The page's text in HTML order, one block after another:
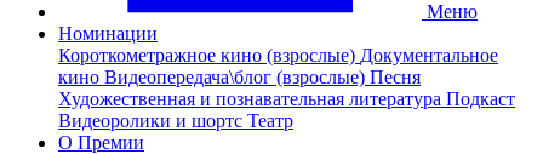
Меню
Номинации
Короткометражное кино (взрослые) Документальное
кино Видеопередача\блог (взрослые) Песня
Художественная и познавательная литература Подкаст
Видеоролики и шортс Театр
О Премии